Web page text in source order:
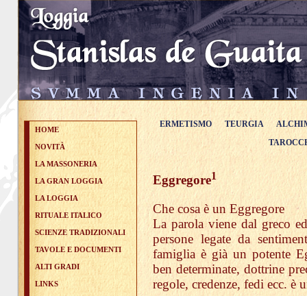
HOME
NOVITÀ
LA MASSONERIA
LA GRAN LOGGIA
LA LOGGIA
RITUALE ITALICO
SCIENZE TRADIZIONALI
TAVOLE E DOCUMENTI
ALTI GRADI
LINKS
ERMETISMO TEURGIA
Eggregore1
Che cosa è un Eggregore
La parola viene dal greco
persone legate da
famiglia è già un potente
ben determinate, dottrine
regole, credenze, fedi ecc. è